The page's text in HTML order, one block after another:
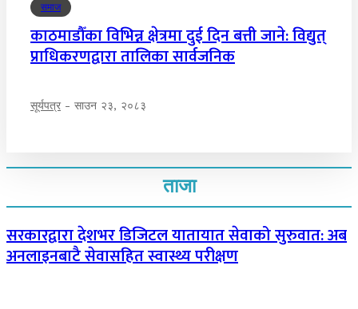
समाज
काठमाडौँका विभिन्न क्षेत्रमा दुई दिन बत्ती जाने: विद्युत्
प्राधिकरणद्वारा तालिका सार्वजनिक
सूर्यपत्र - साउन २३, २०८३
ताजा
सरकारद्वारा देशभर डिजिटल यातायात सेवाको सुरुवात: अब
अनलाइनबाटै सेवासहित स्वास्थ्य परीक्षण